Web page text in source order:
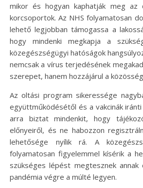
mikor és hogyan kaphatják meg az
korcsoportok. Az NHS folyamatosan
lehető legjobban támogassa a
hogy mindenki megkapja a
közegészségügyi hatóságok
nemcsak a vírus terjedésének
szerepet, hanem hozzájárul a
Az oltási program sikeressége
együttműködésétől és a vakcinák
arra biztat mindenkit, hogy
előnyeiről, és ne habozzon
lehetősége nyílik rá. A
folyamatosan figyelemmel kísérik a
szükséges lépést megtesznek annak
pandémia végre a múlté legyen.